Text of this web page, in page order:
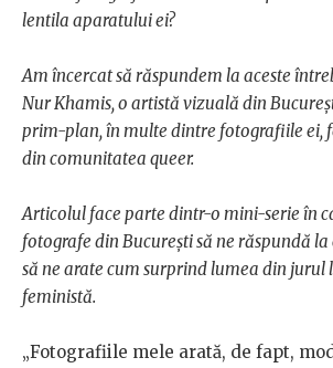
lentila aparatului ei?
Am încercat să răspundem la aceste
Nur Khamis, o artistă vizuală din
prim-plan, în multe dintre fotografiile ei,
din comunitatea queer.
Articolul face parte dintr-o mini-serie în
fotografe din București să ne răspundă
să ne arate cum surprind lumea din
feministă.
„Fotografiile mele arată, de fapt,